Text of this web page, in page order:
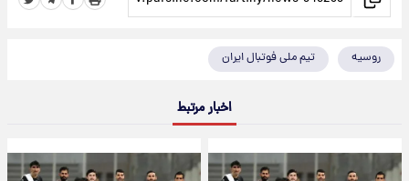
روسیه تیم ملی فوتبال ایران
اخبار مرتبط